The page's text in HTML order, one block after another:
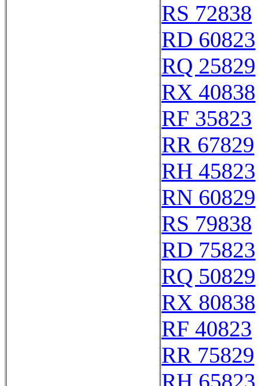
RS 72838
RD 60823
RQ 25829
RX 40838
RF 35823
RR 67829
RH 45823
RN 60829
RS 79838
RD 75823
RQ 50829
RX 80838
RF 40823
RR 75829